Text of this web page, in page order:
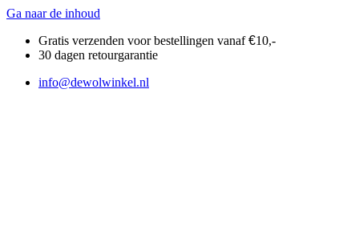
Ga naar de inhoud
Gratis verzenden voor bestellingen vanaf€10,-
30 dagen retourgarantie
info@dewolwinkel.nl